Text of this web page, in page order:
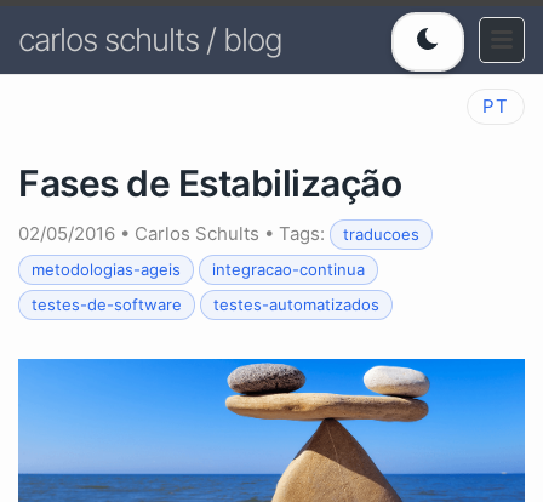
carlos schults / blog
PT
Fases de Estabilização
02/05/2016 • Carlos Schults • Tags:
traducoes
metodologias-ageis
integracao-continua
testes-de-software
testes-automatizados